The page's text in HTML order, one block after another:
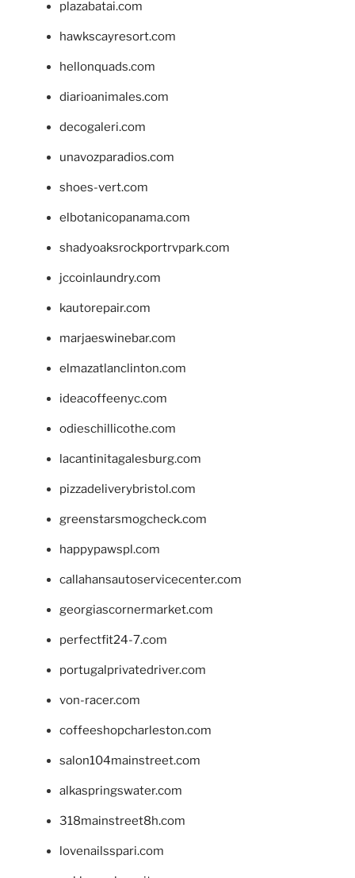
plazabatai.com
hawkscayresort.com
hellonquads.com
diarioanimales.com
decogaleri.com
unavozparadios.com
shoes-vert.com
elbotanicopanama.com
shadyoaksrockportrvpark.com
jccoinlaundry.com
kautorepair.com
marjaeswinebar.com
elmazatlanclinton.com
ideacoffeenyc.com
odieschillicothe.com
lacantinitagalesburg.com
pizzadeliverybristol.com
greenstarsmogcheck.com
happypawspl.com
callahansautoservicecenter.com
georgiascornermarket.com
perfectfit24-7.com
portugalprivatedriver.com
von-racer.com
coffeeshopcharleston.com
salon104mainstreet.com
alkaspringswater.com
318mainstreet8h.com
lovenailsspari.com